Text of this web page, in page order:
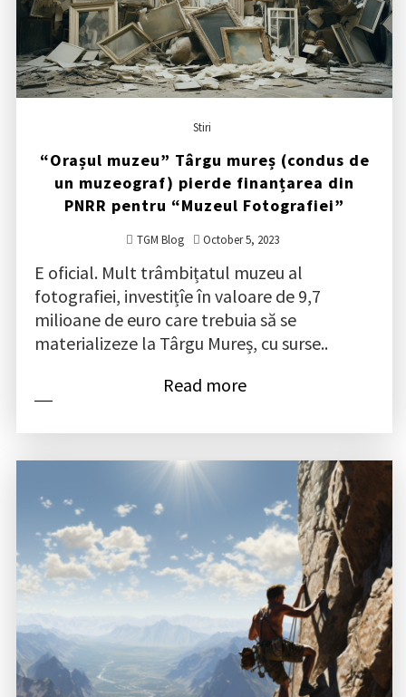
Stiri
“Orașul muzeu” Târgu mureș (condus de
un muzeograf) pierde finanțarea din
PNRR pentru “Muzeul Fotografiei”
TGM Blog October 5, 2023
E oficial. Mult trâmbițatul muzeu al
fotografiei, investițîe în valoare de 9,7
milioane de euro care trebuia să se
materializeze la Târgu Mureș, cu surse..
Read more